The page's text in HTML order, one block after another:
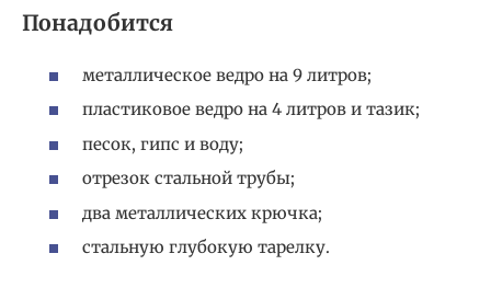
Понадобится
металлическое ведро на 9 литров;
пластиковое ведро на 4 литров и тазик;
песок, гипс и воду;
отрезок стальной трубы;
два металлических крючка;
стальную глубокую тарелку.